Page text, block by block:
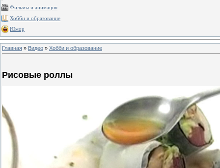
Фильмы и анимация
Хобби и образование
Юмор
Главная » Видео » Хобби и образование
Рисовые роллы